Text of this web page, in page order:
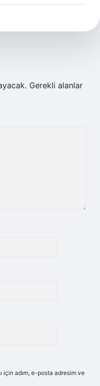
Gerekli alanlar
için adım, e-posta adresim ve